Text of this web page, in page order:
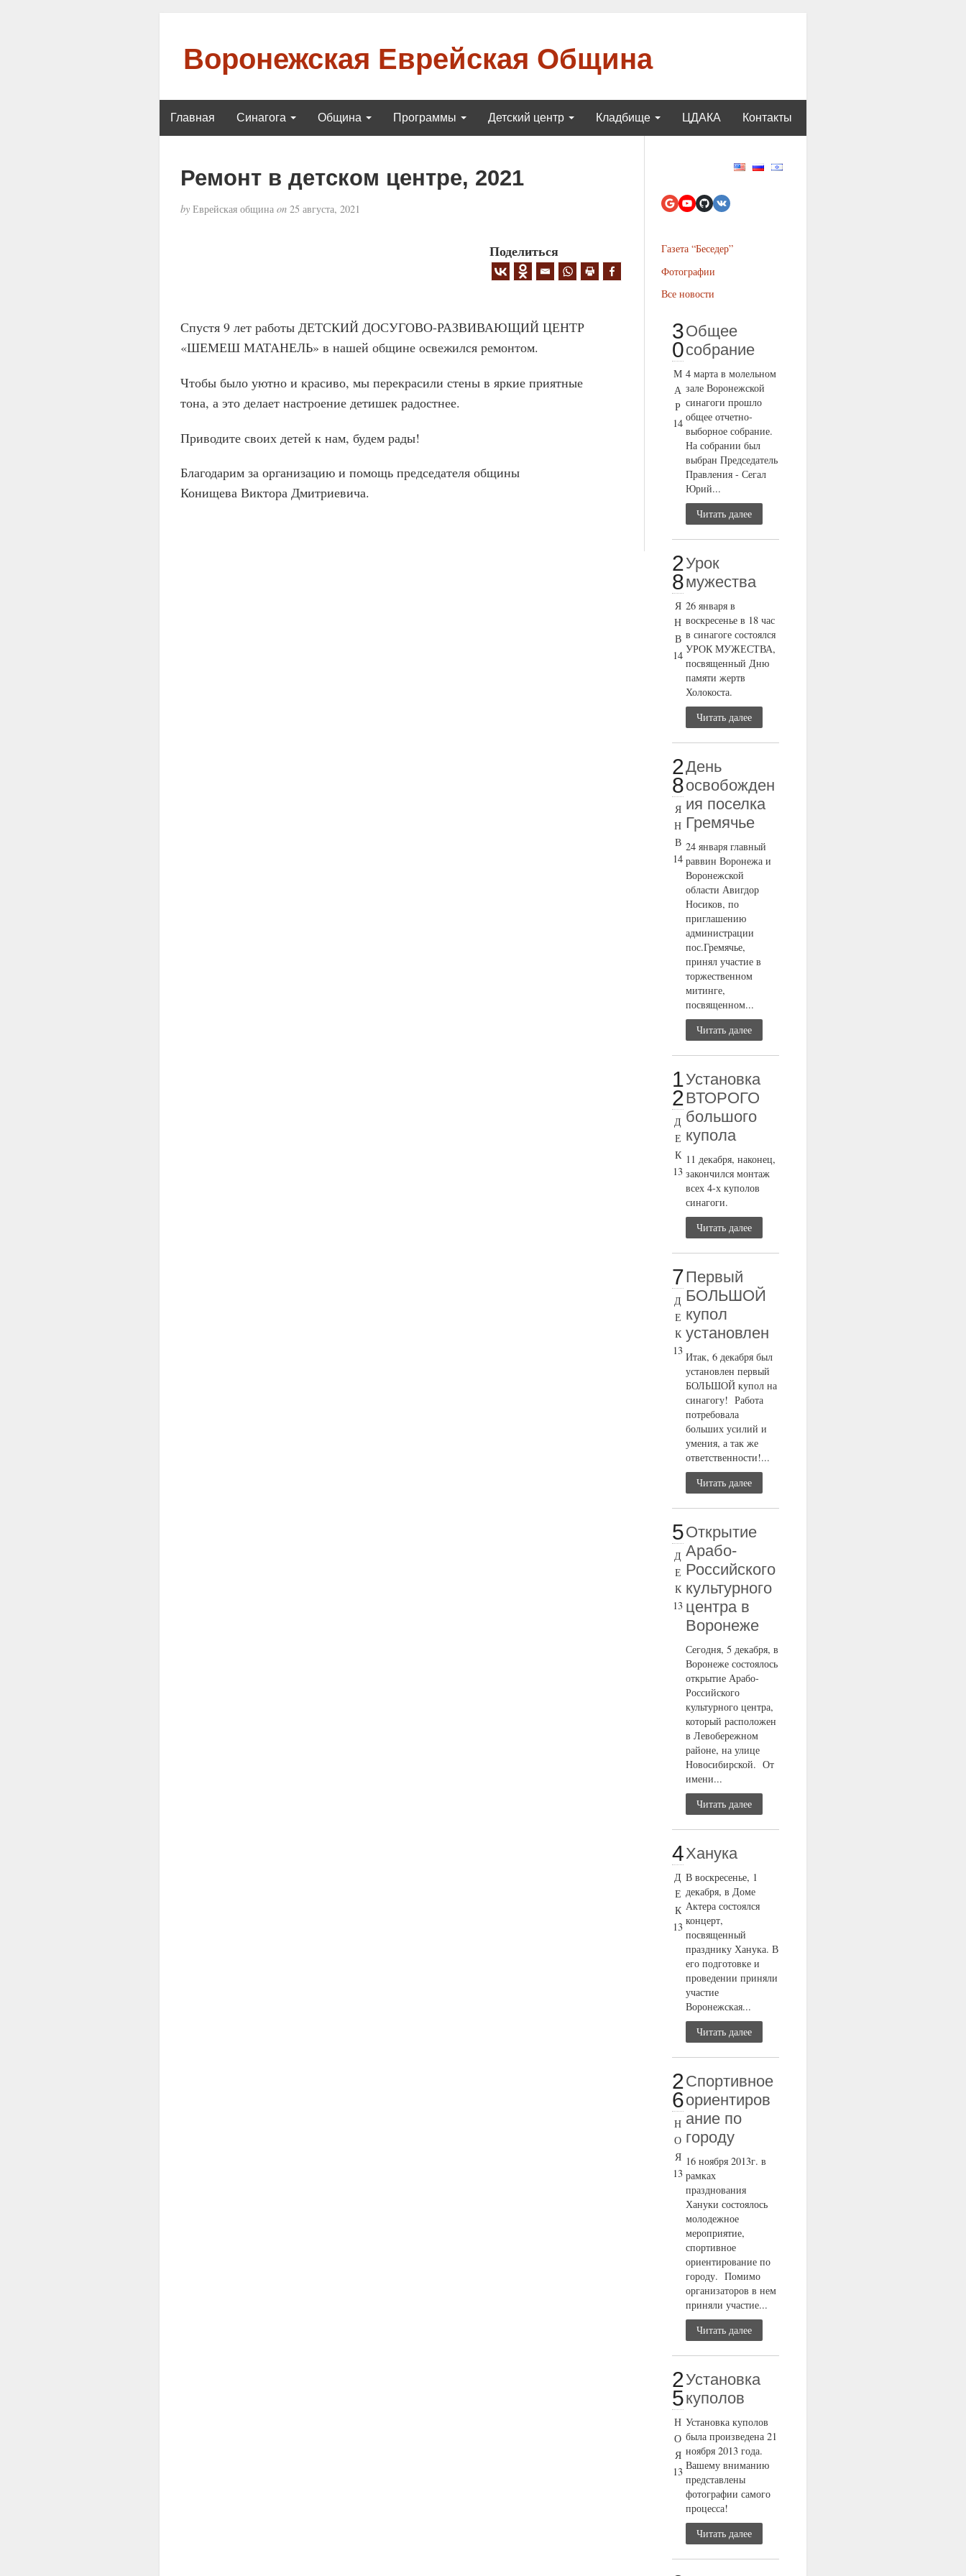
Воронежская Еврейская Община
Главная Синагога Община Программы Детский центр Кладбище ЦДАКА Контакты
Ремонт в детском центре, 2021
byЕврейская община on25 августа, 2021
Поделиться
Спустя 9 лет работы ДЕТСКИЙ ДОСУГОВО-РАЗВИВАЮЩИЙ ЦЕНТР
«ШЕМЕШ МАТАНЕЛЬ» в нашей общине освежился ремонтом.
Чтобы было уютно и красиво, мы перекрасили стены в яркие приятные
тона, а это делает настроение детишек радостнее.
Приводите своих детей к нам, будем рады!
Благодарим за организацию и помощь председателя общины
Конищева Виктора Дмитриевича.
Газета “Беседер”
Фотографии
Все новости
3
0
М
А
Р
14
Общее
собрание
4 марта в молельном
зале Воронежской
синагоги прошло
общее отчетно-
выборное собрание.
На собрании был
выбран Председатель
Правления - Сегал
Юрий...
Читать далее
2
8
Я
Н
В
14
Урок
мужества
26 января в
воскресенье в 18 час
в синагоге состоялся
УРОК МУЖЕСТВА,
посвященный Дню
памяти жертв
Холокоста.
Читать далее
2
8
Я
Н
В
14
День
освобожден
ия поселка
Гремячье
24 января главный
раввин Воронежа и
Воронежской
области Авигдор
Носиков, по
приглашению
администрации
пос.Гремячье,
принял участие в
торжественном
митинге,
посвященном...
Читать далее
1
2
Д
Е
К
13
Установка
ВТОРОГО
большого
купола
11 декабря, наконец,
закончился монтаж
всех 4-х куполов
синагоги.
Читать далее
7
Д
Е
К
13
Первый
БОЛЬШОЙ
купол
установлен
Итак, 6 декабря был
установлен первый
БОЛЬШОЙ купол на
синагогу! Работа
потребовала
больших усилий и
умения, а так же
ответственности!...
Читать далее
5
Д
Е
К
13
Открытие
Арабо-
Российского
культурного
центра в
Воронеже
Сегодня, 5 декабря, в
Воронеже состоялось
открытие Арабо-
Российского
культурного центра,
который расположен
в Левобережном
районе, на улице
Новосибирской. От
имени...
Читать далее
4
Д
Е
К
13
Ханука
В воскресенье, 1
декабря, в Доме
Актера состоялся
концерт,
посвященный
празднику Ханука. В
его подготовке и
проведении приняли
участие
Воронежская...
Читать далее
2
6
Н
О
Я
13
Cпортивное
ориентиров
ание по
городу
16 ноября 2013г. в
рамках
празднования
Хануки состоялось
молодежное
мероприятие,
спортивное
ориентирование по
городу. Помимо
организаторов в нем
приняли участие...
Читать далее
2
5
Н
О
Я
13
Установка
куполов
Установка куполов
была произведена 21
ноября 2013 года.
Вашему вниманию
представлены
фотографии самого
процесса!
Читать далее